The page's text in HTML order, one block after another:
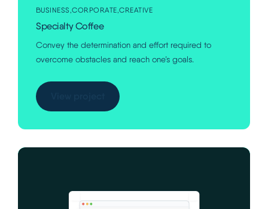
BUSINESS CORPORATE CREATIVE
Specialty Coffee
Convey the determination and effort required to
overcome obstacles and reach one’s goals.